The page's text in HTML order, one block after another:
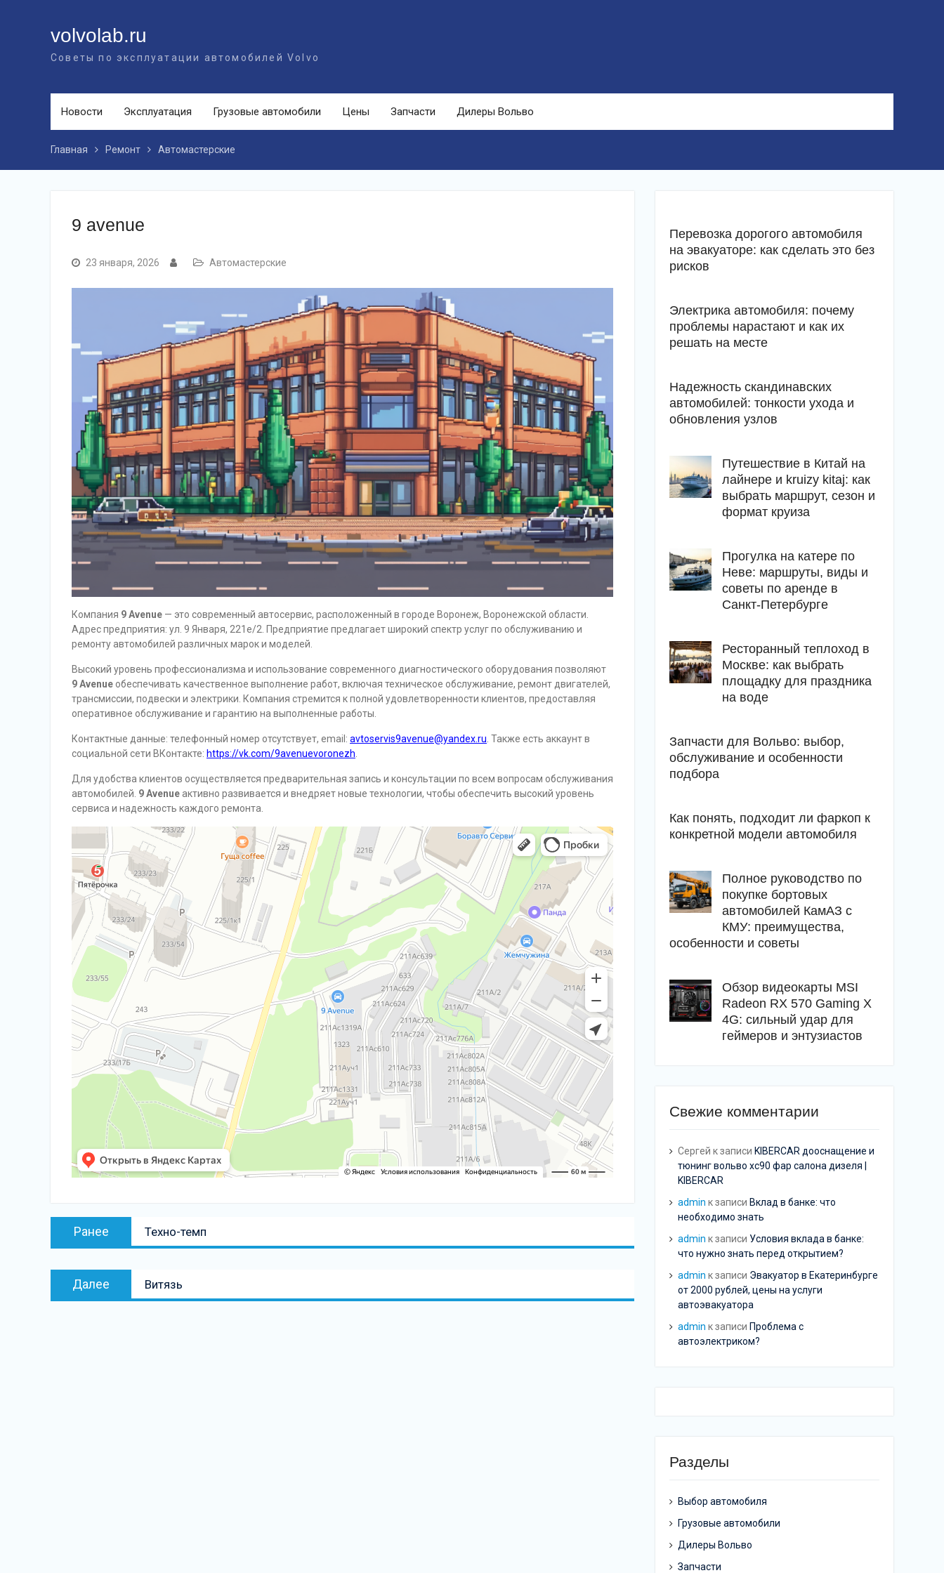
volvolab.ru
Советы по эксплуатации автомобилей Volvo
Новости Эксплуатация Грузовые автомобили Цены Запчасти Дилеры Вольво
Главная Ремонт Автомастерские
9 avenue
23 января, 2026 Автомастерские
Компания 9 Avenue — это современный автосервис, расположенный в городе Воронеж, Воронежской области.
Адрес предприятия: ул. 9 Января, 221е/2. Предприятие предлагает широкий спектр услуг по обслуживанию и
ремонту автомобилей различных марок и моделей.
Высокий уровень профессионализма и использование современного диагностического оборудования позволяют
9 Avenue обеспечивать качественное выполнение работ, включая техническое обслуживание, ремонт двигателей,
трансмиссии, подвески и электрики. Компания стремится к полной удовлетворенности клиентов, предоставляя
оперативное обслуживание и гарантию на выполненные работы.
Контактные данные: телефонный номер отсутствует, email: avtoservis9avenue@yandex.ru. Также есть аккаунт в
социальной сети ВКонтакте: https://vk.com/9avenuevoronezh.
Для удобства клиентов осуществляется предварительная запись и консультации по всем вопросам обслуживания
автомобилей. 9 Avenue активно развивается и внедряет новые технологии, чтобы обеспечить высокий уровень
сервиса и надежность каждого ремонта.
Навигация
Ранее
Предыдущая
Техно-темп
Далее
Следующая
Витязь
Перевозка дорогого автомобиля
на эвакуаторе: как сделать это без
рисков
Электрика автомобиля: почему
проблемы нарастают и как их
решать на месте
Надежность скандинавских
автомобилей: тонкости ухода и
обновления узлов
Путешествие в Китай на
лайнере и kruizy kitaj: как
выбрать маршрут, сезон и
формат круиза
Прогулка на катере по
Неве: маршруты, виды и
советы по аренде в
Санкт-Петербурге
Ресторанный теплоход в
Москве: как выбрать
площадку для праздника
на воде
Запчасти для Вольво: выбор,
обслуживание и особенности
подбора
Как понять, подходит ли фаркоп к
конкретной модели автомобиля
Полное руководство по
покупке бортовых
автомобилей КамАЗ с
КМУ: преимущества,
особенности и советы
Обзор видеокарты MSI
Radeon RX 570 Gaming X
4G: сильный удар для
геймеров и энтузиастов
Свежие комментарии
Сергей к записи KIBERCAR дооснащение и
тюнинг вольво хс90 фар салона дизеля |
KIBERCAR
admin к записи Вклад в банке: что
необходимо знать
admin к записи Условия вклада в банке:
что нужно знать перед открытием?
admin к записи Эвакуатор в Екатеринбурге
от 2000 рублей, цены на услуги
автоэвакуатора
admin к записи Проблема с
автоэлектриком?
Разделы
Выбор автомобиля
Грузовые автомобили
Дилеры Вольво
Запчасти